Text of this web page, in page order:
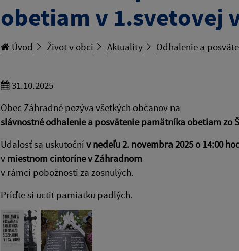
obetiam v 1.svetovej
Úvod Život v obci Aktuality Odhalenie a
31.10.2025
Obec Záhradné pozýva všetkých občanov na
slávnostné odhalenie a posvätenie pamätníka obetiam zo
Udalosť sa uskutoční v nedeľu 2. novembra 2025 o 14:00
v miestnom cintoríne v Záhradnom
v rámci pobožnosti za zosnulých.
Príďte si uctiť pamiatku padlých.